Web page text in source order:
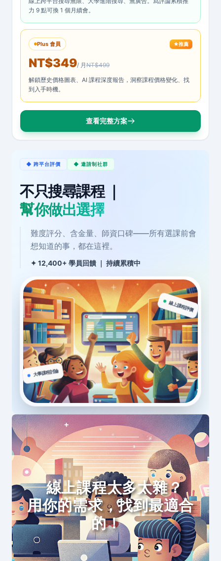
力 9 點可換 1 個月續會。
Plus 會員 推薦
NT$349/ 月NT$499
解鎖歷史價格圖表、AI 課程深度報告，洞察課程價格變化、找
到入手時機。
查看完整方案
◆ 跨平台評價 ◆ 邀請制社群
不只搜尋課程 ｜
幫你做出選擇
難度評分、含金量、師資口碑——所有選課前會
想知道的事，都在這裡。
✦ 12,400+ 學員回饋 ｜ 持續累積中
線上課程評價
大學課程討論
線上課程太多太雜？
用你的需求，找到最適合
的！